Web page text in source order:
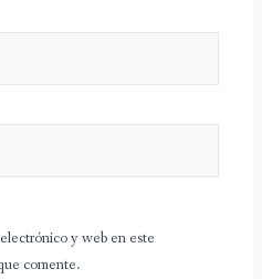
y web en este
comente.